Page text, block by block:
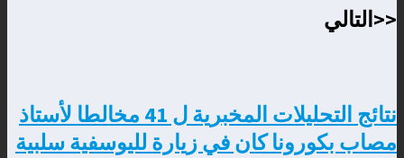
<<التالي
نتائج التحليلات المخبرية ل 41 مخالطا لأستاذ
مصاب بكورونا كان في زيارة لليوسفية سلبية